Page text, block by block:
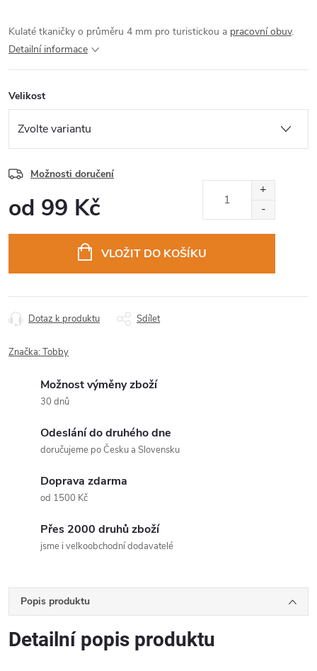
Kulaté tkaničky o průměru 4 mm pro turistickou a pracovní obuv.
Detailní informace
Velikost
Možnosti doručení
od 99 Kč
VLOŽIT DO KOŠÍKU
Dotaz k produktu Sdílet
Značka:Tobby
Možnost výměny zboží
30 dnů
Odeslání do druhého dne
doručujeme po Česku a Slovensku
Doprava zdarma
od 1500 Kč
Přes 2000 druhů zboží
jsme i velkoobchodní dodavatelé
Popis produktu
Detailní popis produktu